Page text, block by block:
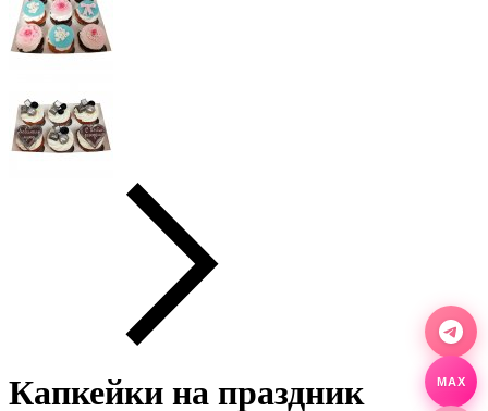
Капкейки на праздник MAX